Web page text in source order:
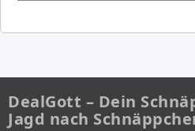
DealGott – Dein
Jagd nach